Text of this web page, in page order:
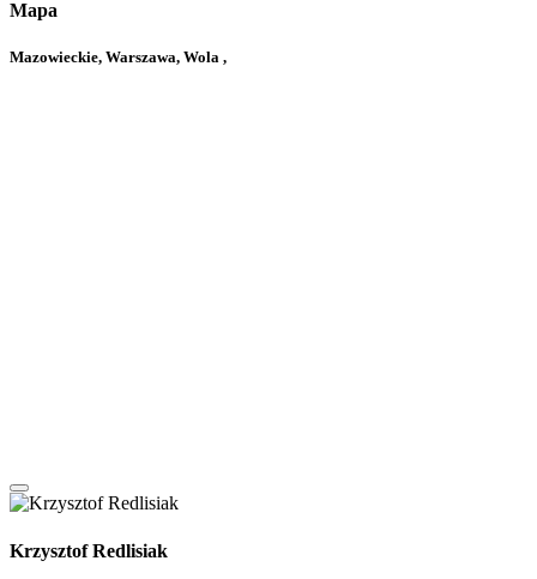
Mapa
Mazowieckie, Warszawa, Wola ,
Krzysztof Redlisiak